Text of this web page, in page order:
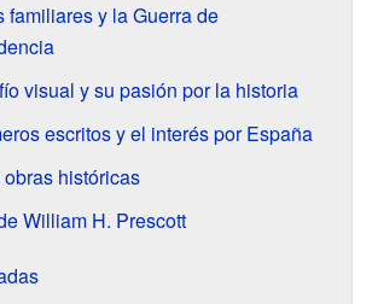
familiares y la Guerra de
visual y su pasión por la historia
escritos y el interés por España
históricas
William H. Prescott